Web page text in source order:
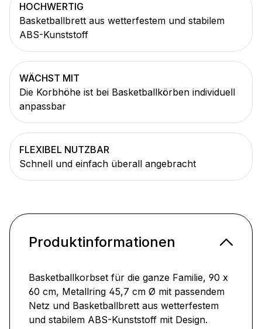
HOCHWERTIG
Basketballbrett aus wetterfestem und stabilem
ABS-Kunststoff
WÄCHST MIT
Die Korbhöhe ist bei Basketballkörben individuell
anpassbar
FLEXIBEL NUTZBAR
Schnell und einfach überall angebracht
Produktinformationen
Basketballkorbset für die ganze Familie, 90 x
60 cm, Metallring 45,7 cm Ø mit passendem
Netz und Basketballbrett aus wetterfestem
und stabilem ABS-Kunststoff mit Design.